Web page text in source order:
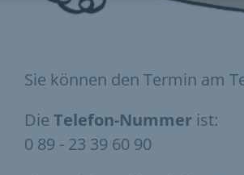
Sie können den Termin am
Die Telefon-Nummer ist:
0 89 - 23 39 60 90